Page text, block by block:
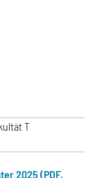
T
2025 (PDF,